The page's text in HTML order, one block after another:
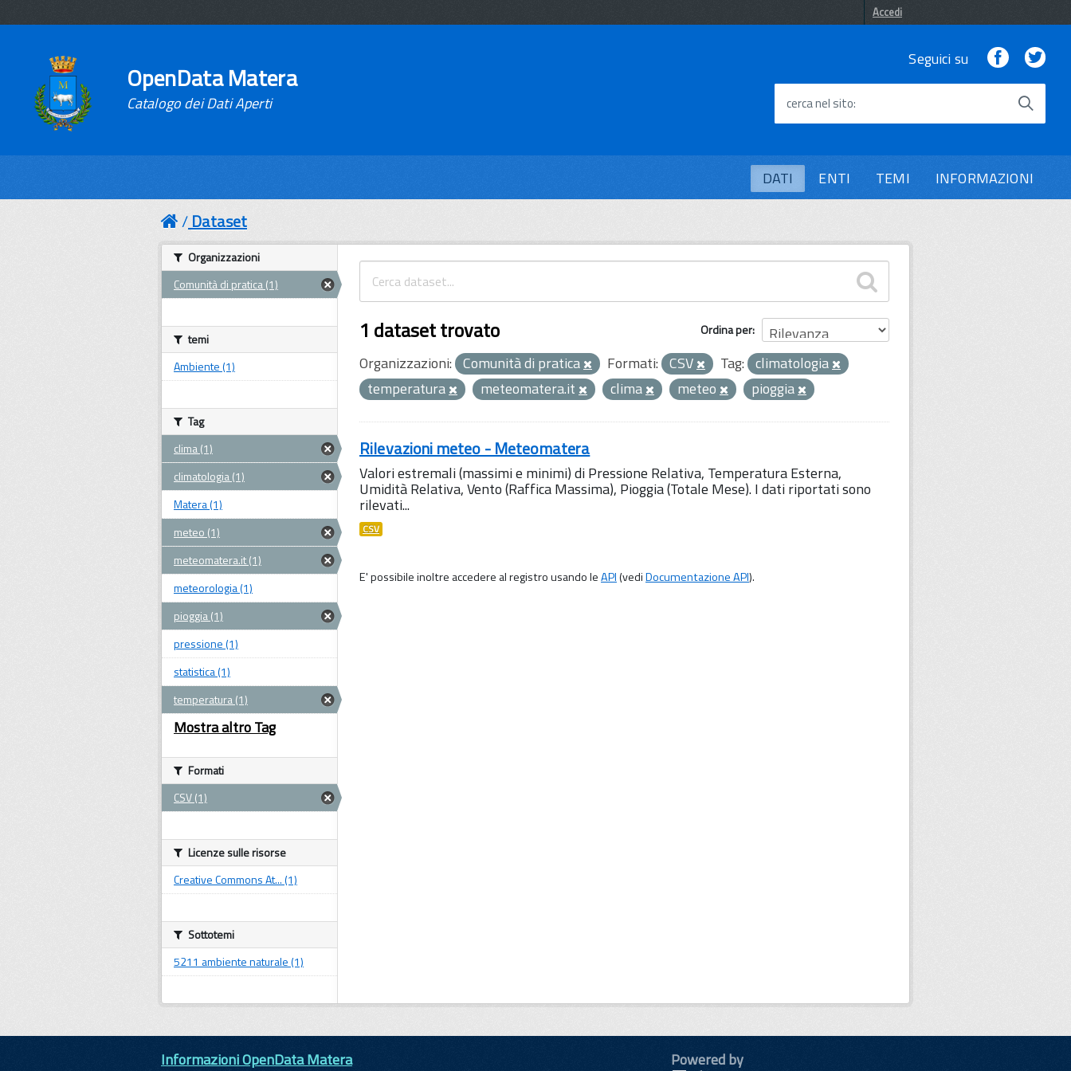
Accedi
OpenData Matera
Catalogo dei Dati Aperti
Seguici su Facebook
cerca nel sito
DATI ENTI TEMI INFORMAZIONI
Dataset
Ordina per
1 dataset trovato
Organizzazioni: Comunità di pratica Formati: CSV Tag: climatologia
temperatura
meteomatera.it clima meteo pioggia
Rilevazioni meteo - Meteomatera
Valori estremali (massimi e minimi) di Pressione Relativa, Temperatura Esterna,
Umidità Relativa, Vento (Raffica Massima), Pioggia (Totale Mese). I dati riportati sono
rilevati...
CSV
E' possibile inoltre accedere al registro usando leAPI(vediDocumentazione API).
Organizzazioni
Comunità di pratica (1)
temi
Ambiente (1)
Tag
clima (1)
climatologia (1)
Matera (1)
meteo (1)
meteomatera.it (1)
meteorologia (1)
pioggia (1)
pressione (1)
statistica (1)
temperatura (1)
Mostra altro Tag
Formati
CSV (1)
Licenze sulle risorse
Creative Commons At... (1)
Sottotemi
5211 ambiente naturale (1)
Informazioni OpenData Matera
Powered by